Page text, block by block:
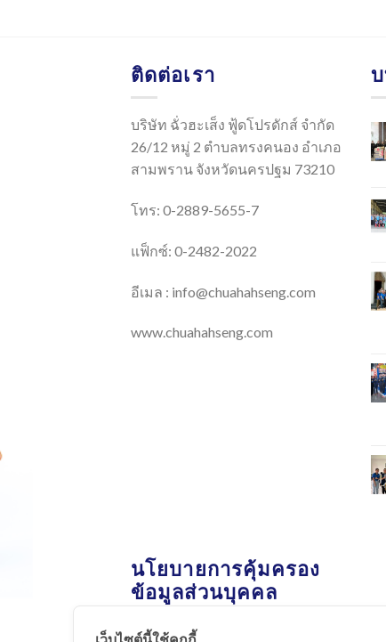
ติดต่อเรา
บริษัท ฉั่วฮะเส็ง ฟู้ดโปรดักส์ จำกัด
26/12 หมู่ 2 ตำบลทรงคนอง อำเภอ
สามพราน จังหวัดนครปฐม 73210
โทร: 0-2889-5655-7
แฟ็กซ์: 0-2482-2022
อีเมล : info@chuahahseng.com
www.chuahahseng.com
นโยบายการคุ้มครอง
ข้อมูลส่วนบุคคล